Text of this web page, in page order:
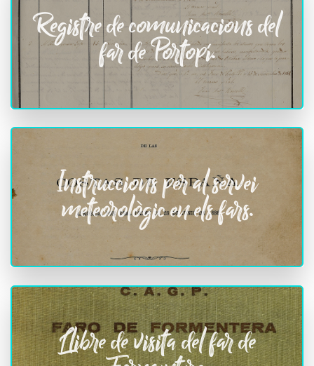
Registre de comunicacions del
far de Portopí.
Instruccions per al servei
meteorològic en els fars.
Llibre de visita del far de